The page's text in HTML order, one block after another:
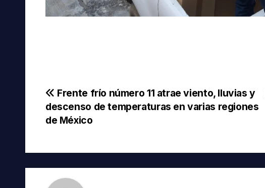
Navegación
de
Frente frío número 11 atrae viento, lluvias y
descenso de temperaturas en varias regiones
de México